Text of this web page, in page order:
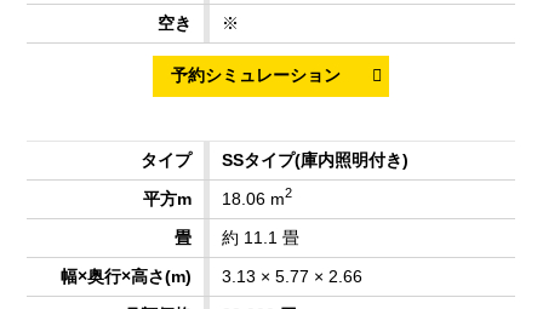
※
SSタイプ(庫内照明付き)
18.06 m2
約 11.1 畳
3.13 × 5.77 × 2.66